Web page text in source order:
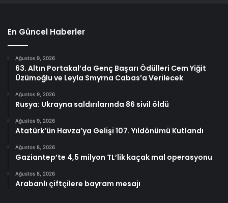
En Güncel Haberler
Ağustos 9, 2026
63. Altın Portakal’da Genç Başarı Ödülleri Cem Yiğit
Üzümoğlu ve Leyla Smyrna Cabas’a Verilecek
Ağustos 9, 2026
Rusya: Ukrayna saldırılarında 86 sivil öldü
Ağustos 9, 2026
Atatürk’ün Havza’ya Gelişi 107. Yıldönümü Kutlandı
Ağustos 8, 2026
Gaziantep’te 4,5 milyon TL’lik kaçak mal operasyonu
Ağustos 8, 2026
Arabanlı çiftçilere bayram mesajı